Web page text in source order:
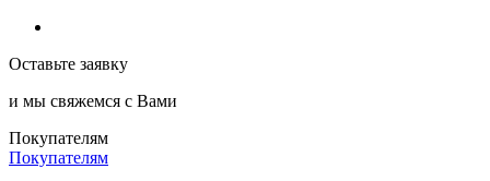
Оставьте заявку
и мы свяжемся с Вами
Покупателям
Покупателям